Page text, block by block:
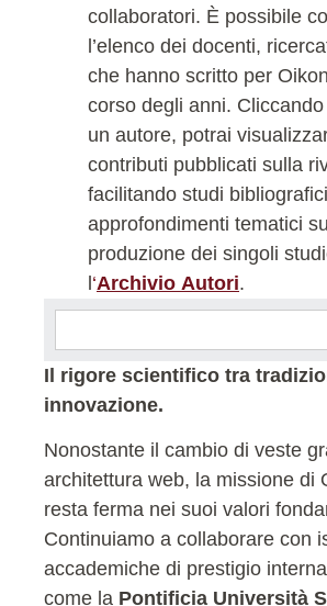
collaboratori. È possibile
l’elenco dei docenti,
che hanno scritto per
corso degli anni.
un autore, potrai
contributi pubblicati sulla
facilitando studi
approfondimenti tematici
produzione dei singoli
l‘Archivio Autori.
Il rigore scientifico tra
innovazione.
Nonostante il cambio di veste
architettura web, la missione di
resta ferma nei suoi valori
Continuiamo a collaborare con
accademiche di prestigio
come la Pontificia Università